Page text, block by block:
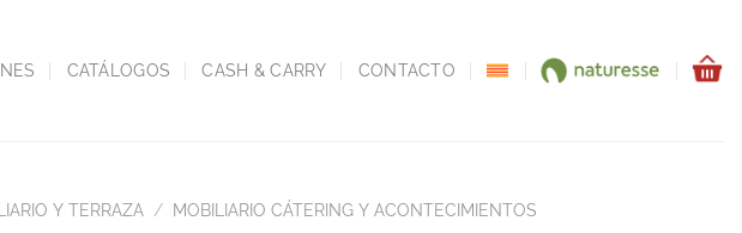
CATÁLOGOS CASH & CARRY CONTACTO
Y TERRAZA / MOBILIARIO CÁTERING Y ACONTECIMIENTOS